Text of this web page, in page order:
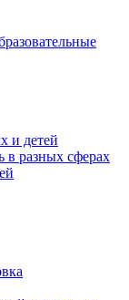
и детей
в разных сферах